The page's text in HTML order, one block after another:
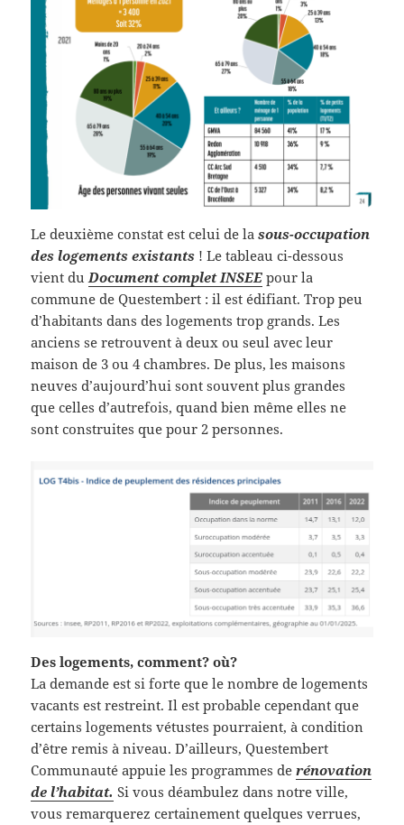
Le deuxième constat est celui de lasous-occupation
des logements existants ! Le tableau ci-dessous
vient duDocument complet INSEE pour la
commune de Questembert : il est édifiant. Trop peu
d’habitants dans des logements trop grands. Les
anciens se retrouvent à deux ou seul avec leur
maison de 3 ou 4 chambres. De plus, les maisons
neuves d’aujourd’hui sont souvent plus grandes
que celles d’autrefois, quand bien même elles ne
sont construites que pour 2 personnes.
Des logements, comment? où?
La demande est si forte que le nombre de logements
vacants est restreint. Il est probable cependant que
certains logements vétustes pourraient, à condition
d’être remis à niveau. D’ailleurs, Questembert
Communauté appuie les programmes derénovation
de l’habitat. Si vous déambulez dans notre ville,
vous remarquerez certainement quelques verrues,